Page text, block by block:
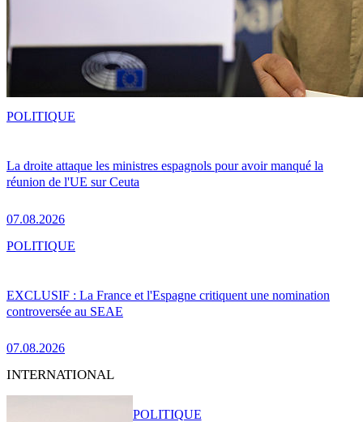
La droite attaque les ministres espagnols pour avoir manqué la
réunion de l'UE sur Ceuta
07.08.2026
POLITIQUE
EXCLUSIF : La France et l'Espagne critiquent une nomination
controversée au SEAE
07.08.2026
POLITIQUE
INTERNATIONAL
POLITIQUE